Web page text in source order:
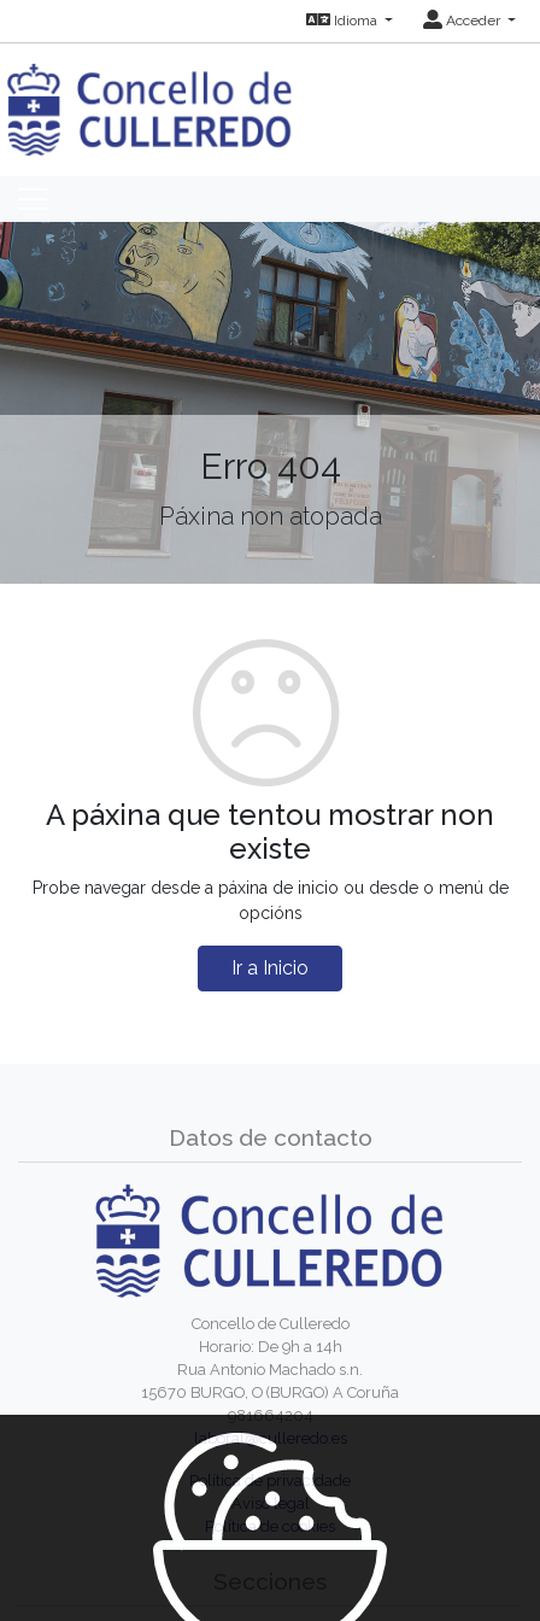
Idioma Acceder
Erro 404
Páxina non atopada
A páxina que tentou mostrar non
existe
Probe navegar desde a páxina de inicio ou desde o menú de
opcións
Ir a Inicio
Datos de contacto
Concello de Culleredo
Horario: De 9h a 14h
Rua Antonio Machado s.n.
15670 BURGO, O (BURGO) A Coruña
981664204
laboral@culleredo.es
Política de privacidade
Aviso legal
Política de cookies